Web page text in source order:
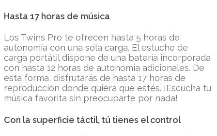
Hasta 17 horas de música
Los Twins Pro te ofrecen hasta 5 horas de
autonomía con una sola carga. El estuche de
carga portátil dispone de una batería incorporada
con hasta 12 horas de autonomía adicionales. De
esta forma, disfrutarás de hasta 17 horas de
reproducción donde quiera que estés. ¡Escucha tu
música favorita sin preocuparte por nada!
Con la superficie táctil, tú tienes el control